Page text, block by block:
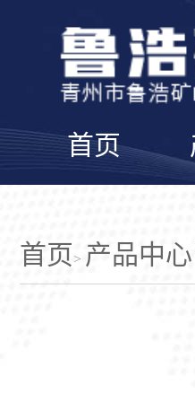
首页
首页> 产品中心